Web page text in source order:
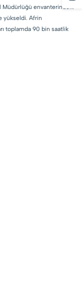
Müdürlüğü envanterindeki
yükseldi. Afrin
toplamda 90 bin saatlik